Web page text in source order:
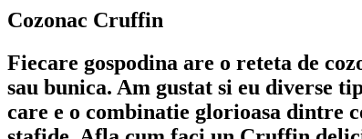
Cozonac Cruffin
Fiecare gospodina are o reteta de
sau bunica. Am gustat si eu diverse
care e o combinatie glorioasa dintre